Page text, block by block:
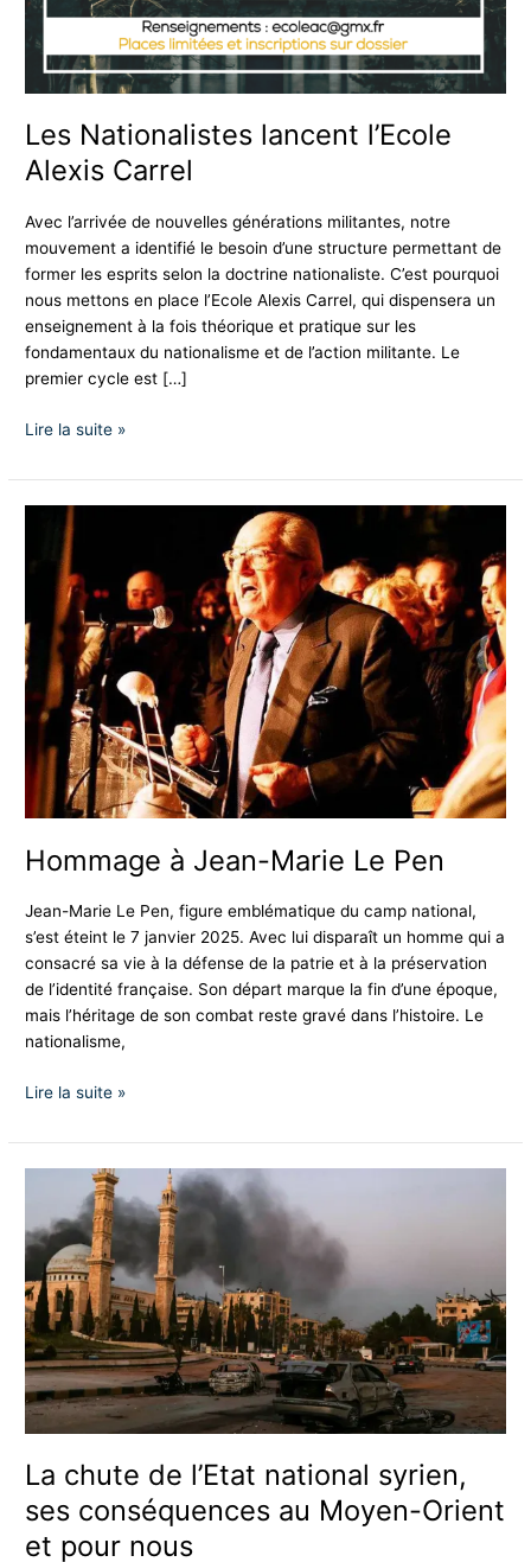
Les Nationalistes lancent l’Ecole
Alexis Carrel
Avec l’arrivée de nouvelles générations militantes, notre
mouvement a identifié le besoin d’une structure permettant de
former les esprits selon la doctrine nationaliste. C’est pourquoi
nous mettons en place l’Ecole Alexis Carrel, qui dispensera un
enseignement à la fois théorique et pratique sur les
fondamentaux du nationalisme et de l’action militante. Le
premier cycle est […]
Lire la suite »
Hommage à Jean-Marie Le Pen
Jean-Marie Le Pen, figure emblématique du camp national,
s’est éteint le 7 janvier 2025. Avec lui disparaît un homme qui a
consacré sa vie à la défense de la patrie et à la préservation
de l’identité française. Son départ marque la fin d’une époque,
mais l’héritage de son combat reste gravé dans l’histoire. Le
nationalisme,
Hommage
Jean-
Marie
Le
Pen
Lire la suite »
La chute de l’Etat national syrien,
ses conséquences au Moyen-Orient
et pour nous
de
l’Etat
national
syrien,
ses
conséquences
au
Moyen-
et
nous